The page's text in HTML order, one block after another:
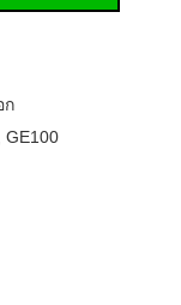
ก
GE100